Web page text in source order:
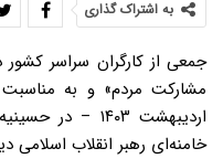
به اشتراک گذاری
جمعی از کارگران سراسر
مشارکت مردم» و به مناسبت
اردیبهشت
خامنه‌ای رهبر انقلاب اسلامی